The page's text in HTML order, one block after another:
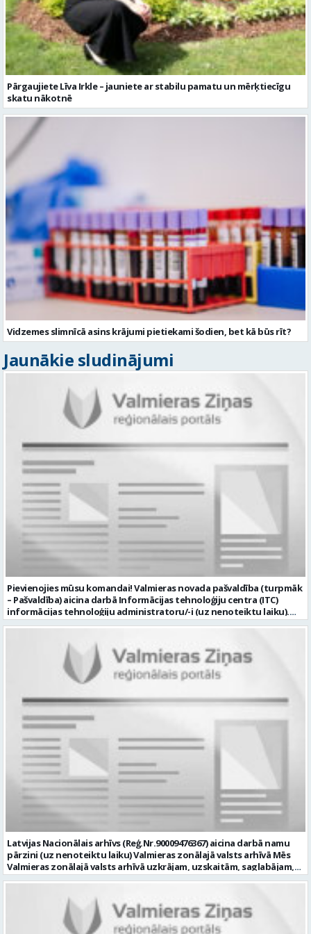
Pārgaujiete Līva Irkle – jauniete ar stabilu pamatu un mērķtiecīgu
skatu nākotnē
Vidzemes slimnīcā asins krājumi pietiekami šodien, bet kā būs rīt?
Jaunākie sludinājumi
Pievienojies mūsu komandai! Valmieras novada pašvaldība (turpmāk
– Pašvaldība) aicina darbā Informācijas tehnoloģiju centra (ITC)
informācijas tehnoloģiju administratoru/-i (uz nenoteiktu laiku).
Darba vieta: Rūjienas un Naukšēnu apvienību teritorijās Ja Tev ir
(turpmāk – IKT) saistīto problēmu pieteikumu pārvaldību un
operatīvu risināšanu; nodrošināt datortehnikas lietotāju atbalstu
un ar to saistīto problēmsituāciju risināšanu; uzstādīt, konfigurēt,
diagnosticēt un modernizēt Pašvaldības iestāžu datortehniku,
datortīklus un programmatūru, novērst kļūmes to darbībā;
kontrolēt ārējo pakalpojumu sniedzēju darbu izpildi Pašvaldības
iestādēs infrastruktūras uzturēšanā; sagatavot priekšlikumus par
IKT nomaiņu un efektīvāku izmantošanu; un ja Tev ir: vismaz vidējā
profesionālā izglītība informācijas tehnoloģiju jomā; darba
pieredze (ar informācijas tehnoloģijām saistītā jomā); izpratne par
datortehnikas un biroja tehnikas uzbūvi un problēmu risināšanas
secību; izpratne par datortīkla uzbūvi, tīkla iekārtu darbības
principiem; valsts valodas prasmes atbilstoši Valsts valodas likuma
prasībām; kompetences: ļoti labas organizatoriskās un saskarsmes
spējas, argumentācijas prasme; prasme patstāvīgi pieņemt
lēmumus; analītiskās spējas; augsta atbildības sajūta; precizitāte;
spēja strādāt individuāli un komandā; pašiniciatīva un spēja meklēt
un piedāvāt jaunus risinājumus; mēs piedāvājam: dinamisku,
interesantu un atbildīgu darbu un ideju īstenošanas iespējas uz
attīstību vērstā Pašvaldībā; pamatalgu pārbaudes laikā 1258,- EUR
pirms nodokļu nomaksas, pēc pārbaudes laika 1310,- EUR pirms
nodokļu nomaksas; iespēju saņemt atvaļinājuma pabalstu darba un
dzīves līdzsvaram par labu darba sniegumu; darba devēja
līdzfinansētu veselības apdrošināšanu pēc pārbaudes laika beigām,
kā arī citas sociālās garantijas/labumus atbilstoši darba rezultātam
Latvijas Nacionālais arhīvs (Reģ.Nr.90009476367) aicina darbā namu
pārzini (uz nenoteiktu laiku) Valmieras zonālajā valsts arhīvā Mēs
Valmieras zonālajā valsts arhīvā uzkrājam, uzskaitām, saglabājam,
darām pieejamu un popularizējam nacionālo dokumentāro
Valkas, Smiltenes un Limbažu novadi. Aicinām savai komandai
pievienoties čaklu, rūpīgu un atbildīgu kolēģi namu pārziņa amatā,
kurš rūpētos par mūsu darba vietu Valmierā, Cempu ielā 13. Piesakies